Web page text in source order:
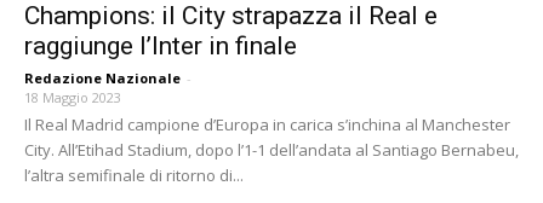
Champions: il City strapazza il Real e
raggiunge l’Inter in finale
Redazione Nazionale -
18 Maggio 2023
Il Real Madrid campione d’Europa in carica s’inchina al Manchester
City. All’Etihad Stadium, dopo l’1-1 dell’andata al Santiago Bernabeu,
l’altra semifinale di ritorno di...